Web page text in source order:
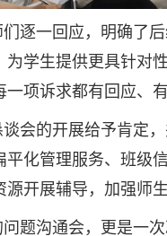
逐一回应，明确了
学生提供更具针对
项诉求都有回应、
会的开展给予肯定
化管理服务、班级
开展辅导，加强师
题沟通会，更是一